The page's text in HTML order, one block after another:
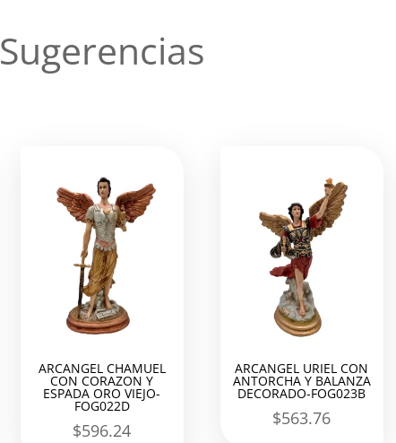
Sugerencias
ARCANGEL CHAMUEL
CON CORAZON Y
ESPADA ORO VIEJO-
FOG022D
$596.24
ARCANGEL URIEL CON
ANTORCHA Y BALANZA
DECORADO-FOG023B
$563.76